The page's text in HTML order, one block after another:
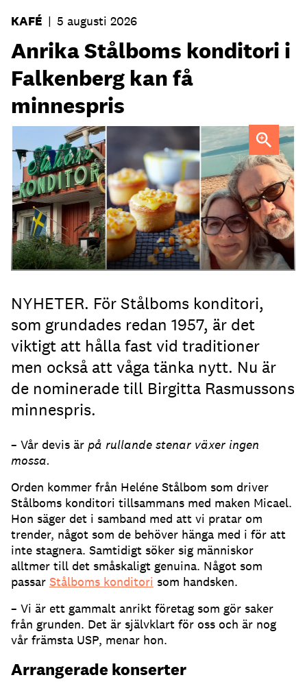
KAFÉ | 5 augusti 2026
Anrika Stålboms konditori i
Falkenberg kan få
minnespris
Heléne och Micael Stålbom
NYHETER. För Stålboms konditori,
som grundades redan 1957, är det
viktigt att hålla fast vid traditioner
men också att våga tänka nytt. Nu är
de nominerade till Birgitta Rasmussons
minnespris.
– Vår devis är på rullande stenar växer ingen
mossa.
Orden kommer från Heléne Stålbom som driver
Stålboms konditori tillsammans med maken Micael.
Hon säger det i samband med att vi pratar om
trender, något som de behöver hänga med i för att
inte stagnera. Samtidigt söker sig människor
alltmer till det småskaligt genuina. Något som
passar Stålboms konditori som handsken.
– Vi är ett gammalt anrikt företag som gör saker
från grunden. Det är självklart för oss och är nog
vår främsta USP, menar hon.
Arrangerade konserter